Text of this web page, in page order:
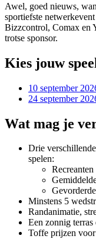
Awel, goed nieuws,
sportiefste
Bizzcontrol, Comax en
trotse sponsor.
Kies jouw
10 september
24 september
Wat mag je
Drie
spelen:
Recreanten
Minstens 5
Randanimatie,
Een zonnig
Toffe prijzen